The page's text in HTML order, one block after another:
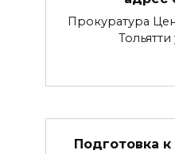
Прокуратура
Подготовка